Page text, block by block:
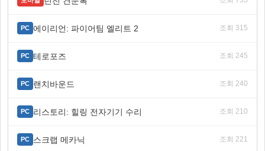
PC 에이리언: 파이어팀 엘리트 2 조회 315
PC 테로포즈 조회 245
PC 랜치바운드 조회 240
PC 리스토리: 힐링 전자기기 수리 조회 210
PC 스크랩 메카닉 조회 221